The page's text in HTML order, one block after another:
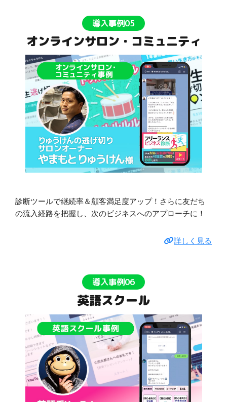
導入事例05
オンラインサロン・コミュニティ
診断ツールで継続率＆顧客満足度アップ！さらに友だち
の流入経路を把握し、次のビジネスへのアプローチに！
詳しく見る
導入事例06
英語スクール